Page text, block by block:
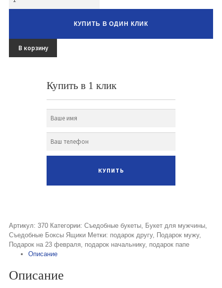
Букеты из раков и рыбы
Фото работ
КУПИТЬ В ОДИН КЛИК
В корзину
Купить в 1 клик
Артикул:370 Категории:Съедобные букеты, Букет для мужчины,
Съедобные Боксы Ящики Метки: подарок другу, Подарок мужу,
Подарок на 23 февраля, подарок начальнику, подарок папе
Описание
Описание